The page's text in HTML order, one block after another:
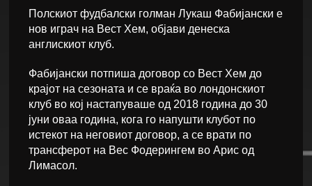
Полскиот фудбалски голман Лукаш Фабијански е
нов играч на Вест Хем, објави денеска
англискиот клуб.
Фабијански потпиша договор со Вест Хем до
крајот на сезоната и се враќа во лондонскиот
клуб во кој настапуваше од 2018 година до 30
јуни оваа година, кога го напушти клубот по
истекот на неговиот договор, а се врати по
трансферот на Вес Фодерингем во Арис од
Лимасол.